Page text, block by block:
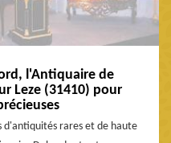
l'Antiquaire de
Leze (31410) pour
d'antiquités rares et de haute